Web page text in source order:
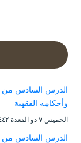
الدرس السادس من
وأحكامه الفقهية
الخميس ۷ ذو القعدة ۱٤٤۲هـ ۱۷-٦-۲۰۲۱م
الدرس السادس من